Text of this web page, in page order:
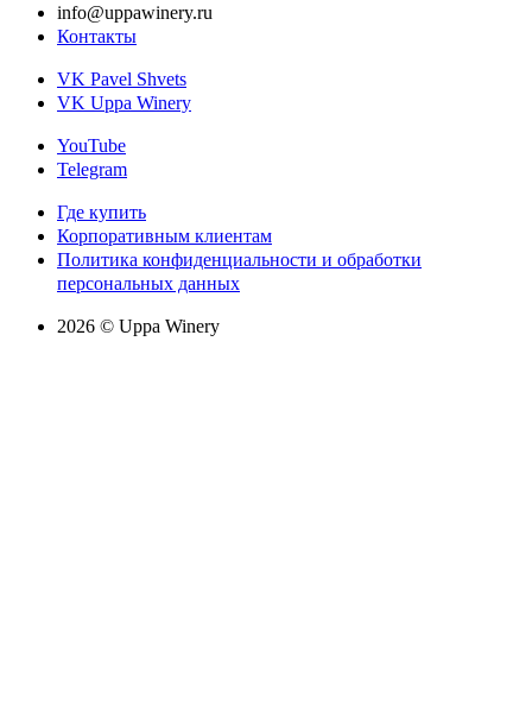
info@uppawinery.ru
Контакты
VK Pavel Shvets
VK Uppa Winery
YouTube
Telegram
Где купить
Корпоративным клиентам
Политика конфиденциальности и обработки
персональных данных
2026 © Uppa Winery